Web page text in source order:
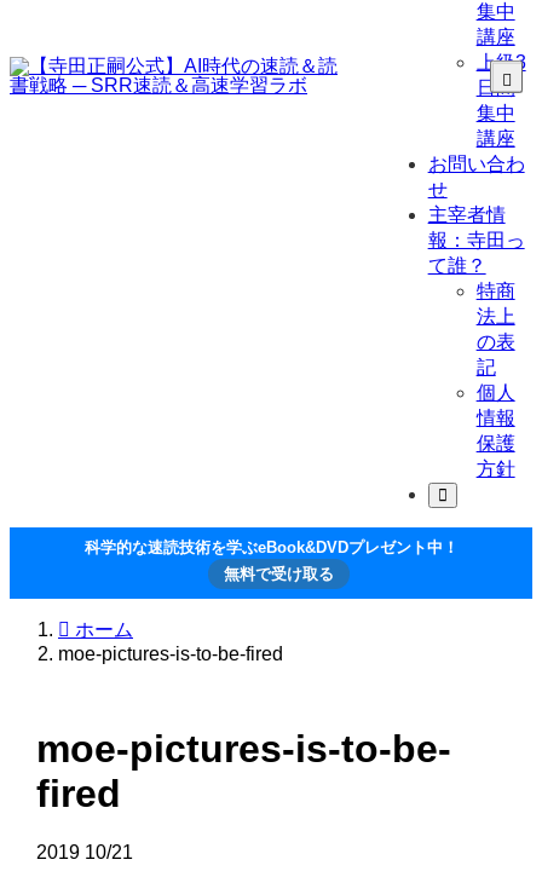
集中
講座
上級3
日間
集中
講座
お問い合わ
せ
主宰者情
報：寺田っ
て誰？
特商
法上
の表
記
個人
情報
保護
方針
科学的な速読技術を学ぶeBook&DVDプレゼント中！
無料で受け取る
ホーム
moe-pictures-is-to-be-fired
moe-pictures-is-to-be-
fired
2019 10/21